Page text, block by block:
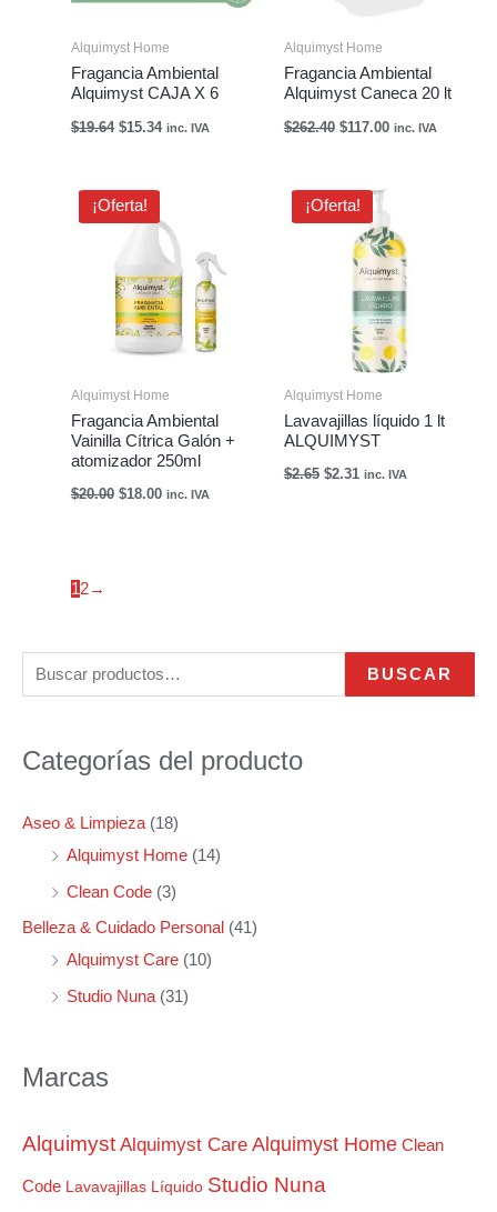
u
c
r
r
BUSCAR
Categorías del producto
Aseo & Limpieza (18)
Alquimyst Home (14)
Clean Code (3)
Belleza & Cuidado Personal (41)
Alquimyst Care (10)
Studio Nuna (31)
Marcas
Alquimyst Alquimyst Care Alquimyst Home Clean
Code Lavavajillas Líquido Studio Nuna
r
c
o
n
r
c
x
Alquimyst Home
Fragancia Ambiental
Alquimyst CAJA X 6
$19.64 $15.34 inc. IVA
Alquimyst Home
Fragancia Ambiental
Alquimyst Caneca 20 lt
$262.40 $117.00 inc. IVA
¡Oferta!
Alquimyst Home
Fragancia Ambiental
Vainilla Cítrica Galón +
atomizador 250ml
$20.00
El
precio
original
$18.00
actual
es:
$18.00.
inc. IVA
¡Oferta!
Alquimyst Home
Lavavajillas líquido 1 lt
ALQUIMYST
$2.65
El
precio
original
$2.65.
$2.31
El
precio
actual
es:
$2.31.
inc. IVA
12→